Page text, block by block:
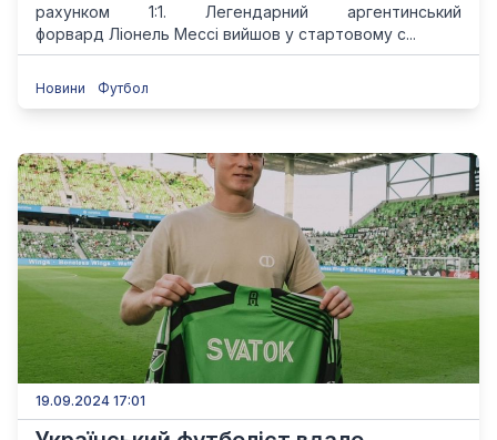
рахунком 1:1. Легендарний аргентинський
форвард Ліонель Мессі вийшов у стартовому с...
Новини Футбол
19.09.2024 17:01